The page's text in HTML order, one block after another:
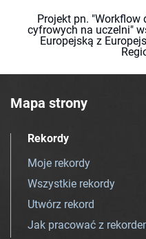
Projekt pn.
cyfrowych na uczelni"
Europejską z
Mapa strony
Rekordy
Moje rekordy
Wszystkie rekordy
Utwórz rekord
Jak pracować z